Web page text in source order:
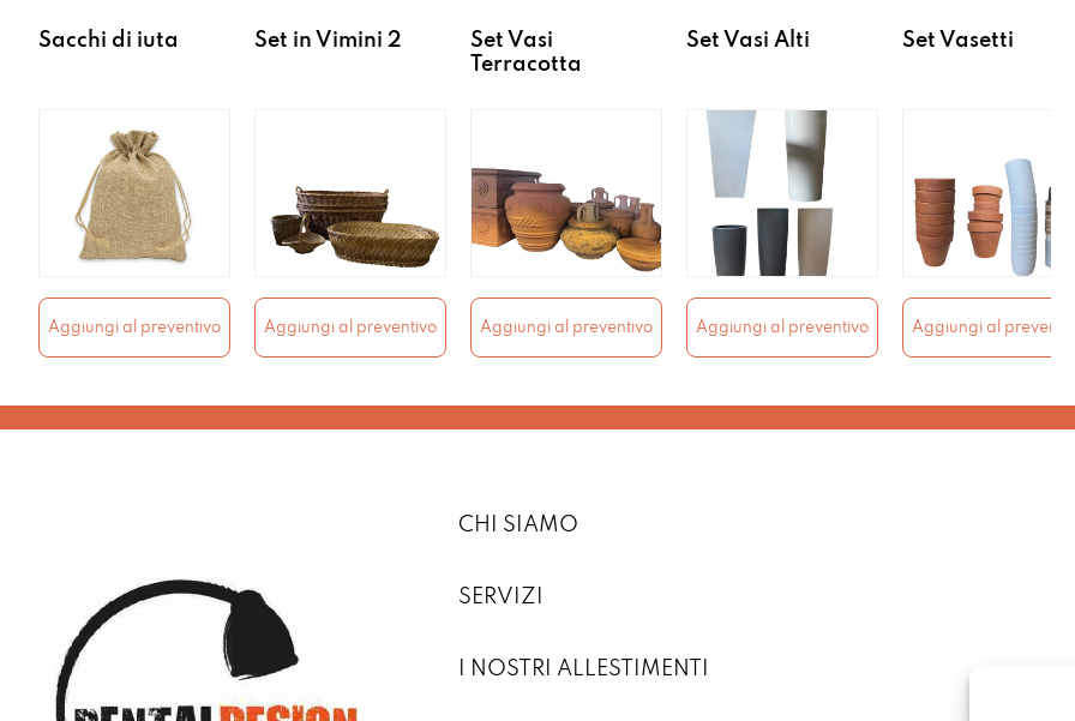
Sacchi di iuta
Aggiungi al preventivo
Set in Vimini 2
Aggiungi al preventivo
Set Vasi
Terracotta
Aggiungi al preventivo
Set Vasi Alti
Aggiungi al preventivo
Set Vasetti
Aggiungi al
CHI SIAMO
SERVIZI
I NOSTRI ALLESTIMENTI